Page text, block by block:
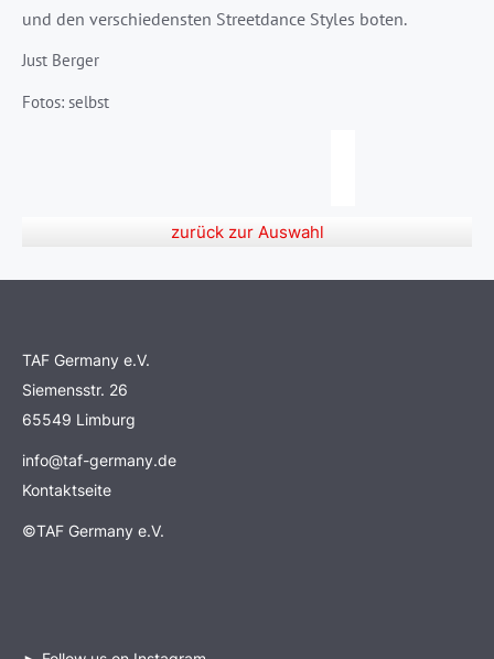
und den verschiedensten Streetdance Styles boten.
Just Berger
Fotos: selbst
zurück zur Auswahl
TAF Germany e.V.
Siemensstr. 26
65549 Limburg
info@taf-germany.de
Kontaktseite
©TAF Germany e.V.